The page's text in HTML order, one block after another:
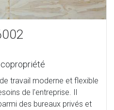
travail moderne et flexible
de l'entreprise. Il
des bureaux privés et